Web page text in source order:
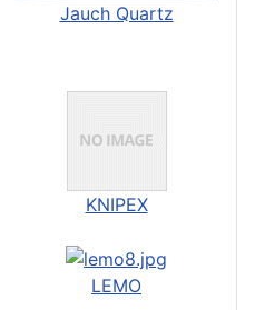
Jauch Quartz
KNIPEX
LEMO